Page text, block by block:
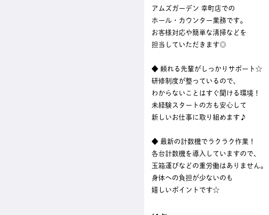
アムズガーデン 幸町店での
ホール・カウンター業務です。
お客様対応や簡単な清掃などを
担当していただきます◎
◆ 頼れる先輩がしっかりサポート☆
研修制度が整っているので、
わからないことはすぐ聞ける環境！
未経験スタートの方も安心して
新しいお仕事に取り組めます♪
◆ 最新の計数機でラクラク作業！
各台計数機を導入していますので、
玉箱運びなどの重労働はありません。
身体への負担が少ないのも
嬉しいポイントです☆